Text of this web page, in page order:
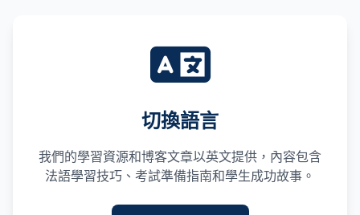
切換語言
我們的學習資源和博客文章以英文提供，內容包含
法語學習技巧、考試準備指南和學生成功故事。